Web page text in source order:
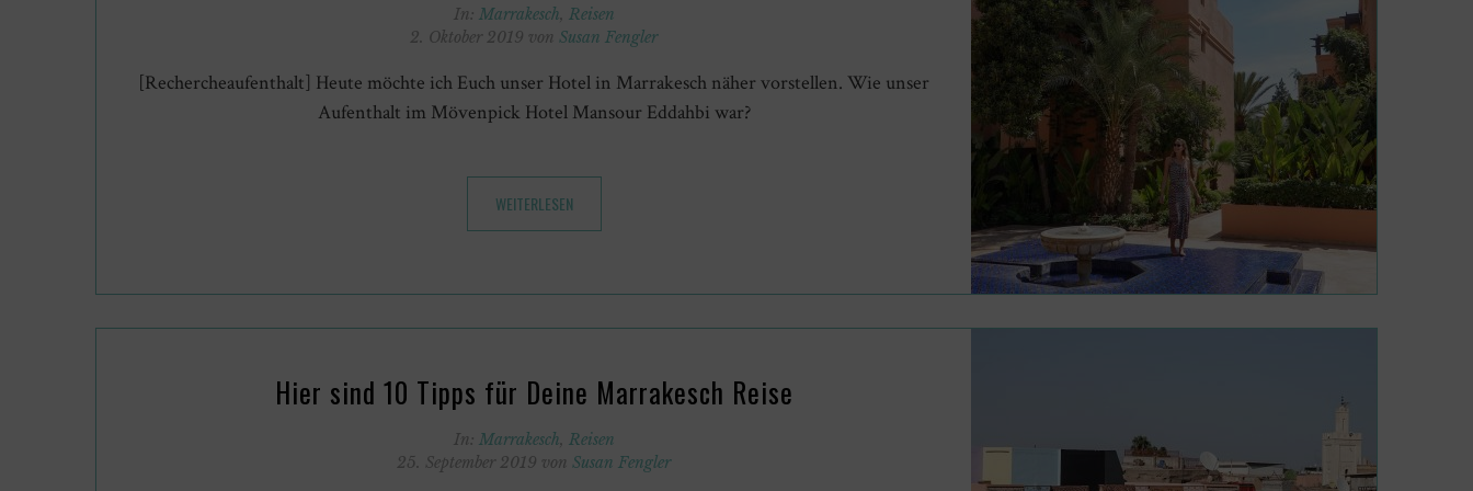
In: Marrakesch, Reisen
2. Oktober 2019 von Susan Fengler
[Rechercheaufenthalt] Heute möchte ich Euch unser Hotel in Marrakesch näher vorstellen. Wie unser
Aufenthalt im Mövenpick Hotel Mansour Eddahbi war?
WEITERLESEN
Hier sind 10 Tipps für Deine Marrakesch Reise
In: Marrakesch, Reisen
25. September 2019 von Susan Fengler